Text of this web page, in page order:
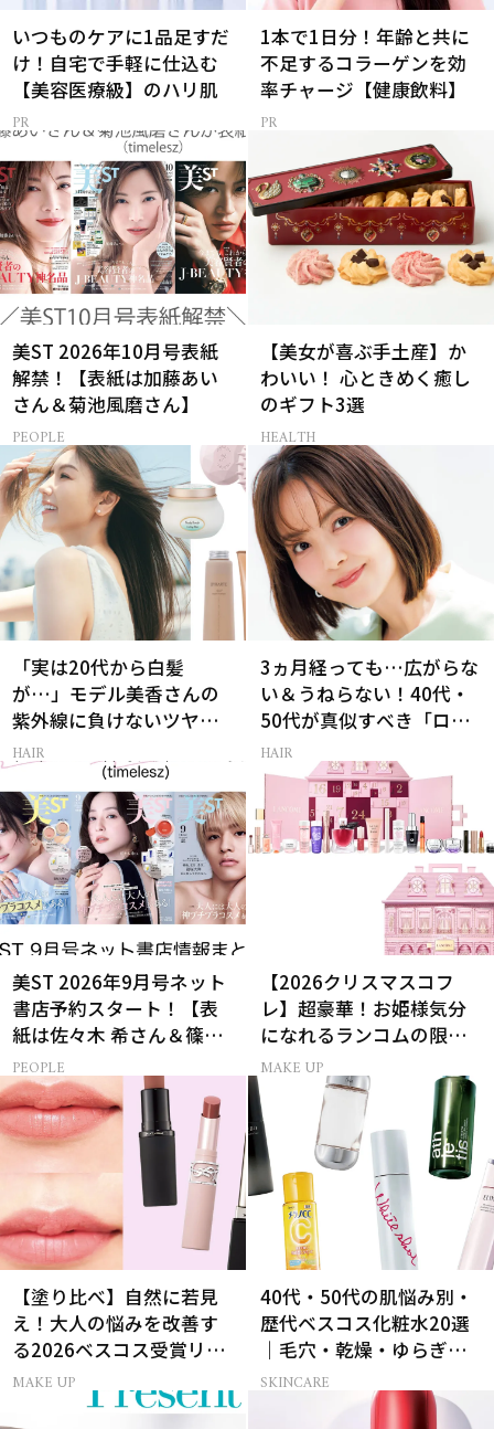
いつものケアに1品足すだ
け！自宅で手軽に仕込む
【美容医療級】のハリ肌
1本で1日分！年齢と共に
不足するコラーゲンを効
率チャージ【健康飲料】
美ST 2026年10月号表紙
解禁！【表紙は加藤あい
さん＆菊池風磨さん】
PEOPLE
【美女が喜ぶ手土産】か
わいい！ 心ときめく癒し
のギフト3選
HEALTH
「実は20代から白髪
が…」モデル美香さんの
紫外線に負けないツヤ美
髪ケア
HAIR
3ヵ月経っても…広がらな
い＆うねらない！40代・
50代が真似すべき「ロー
レイヤーボブ」
HAIR
美ST 2026年9月号ネット
書店予約スタート！【表
紙は佐々木 希さん＆篠塚
大輝さん】
PEOPLE
【2026クリスマスコフ
レ】超豪華！お姫様気分
になれるランコムの限定
コスメキット
MAKE UP
【塗り比べ】自然に若見
え！大人の悩みを改善す
る2026ベスコス受賞リッ
プTOP3
MAKE UP
40代・50代の肌悩み別・
歴代ベスコス化粧水20選
｜毛穴・乾燥・ゆらぎな
ど
SKINCARE